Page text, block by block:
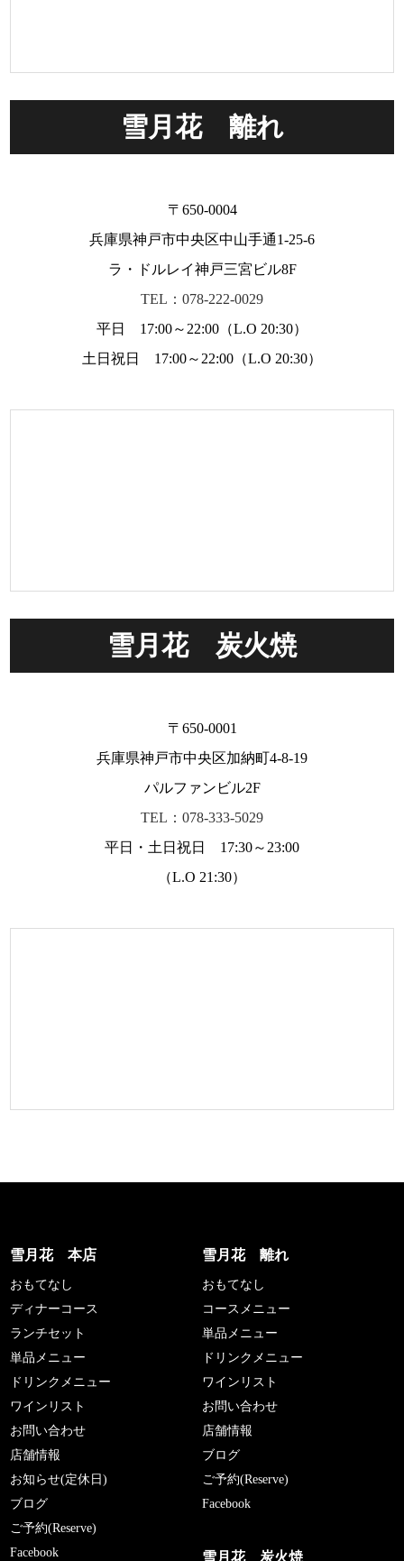
雪月花 離れ
〒650-0004
兵庫県神戸市中央区中山手通1-25-6
ラ・ドルレイ神戸三宮ビル8F
TEL：078-222-0029
平日 17:00～22:00（L.O 20:30）
土日祝日 17:00～22:00（L.O 20:30）
雪月花 炭火焼
〒650-0001
兵庫県神戸市中央区加納町4-8-19
パルファンビル2F
TEL：078-333-5029
平日・土日祝日 17:30～23:00
（L.O 21:30）
雪月花 本店
おもてなし
ディナーコース
ランチセット
単品メニュー
ドリンクメニュー
ワインリスト
お問い合わせ
店舗情報
お知らせ(定休日)
ブログ
ご予約(Reserve)
Facebook
雪月花 離れ
おもてなし
コースメニュー
単品メニュー
ドリンクメニュー
ワインリスト
お問い合わせ
店舗情報
ブログ
ご予約(Reserve)
Facebook
雪月花 炭火焼